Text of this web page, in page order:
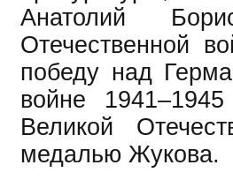
Анатолий
Отечественной
победу над
войне
Великой
медалью Жукова.